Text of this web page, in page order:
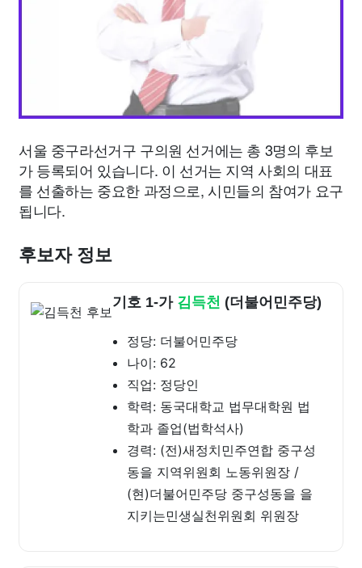
서울 중구라선거구 구의원 선거에는 총 3명의 후보
가 등록되어 있습니다. 이 선거는 지역 사회의 대표
를 선출하는 중요한 과정으로, 시민들의 참여가 요구
됩니다.
후보자 정보
기호 1-가 김득천 (더불어민주당)
정당: 더불어민주당
나이: 62
직업: 정당인
학력: 동국대학교 법무대학원 법
학과 졸업(법학석사)
경력: (전)새정치민주연합 중구성
동을 지역위원회 노동위원장 /
(현)더불어민주당 중구성동을 을
지키는민생실천위원회 위원장